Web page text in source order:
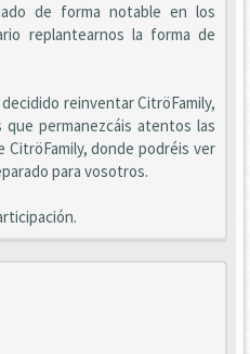
de forma notable en los
replantearnos la forma de
reinventar CitröFamily,
permanezcáis atentos las
CitröFamily, donde podréis ver
para vosotros.